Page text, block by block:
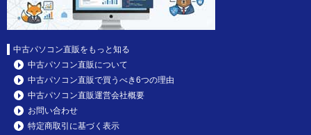
中古パソコン直販をもっと知る
中古パソコン直販について
中古パソコン直販で買うべき6つの理由
中古パソコン直販運営会社概要
お問い合わせ
特定商取引に基づく表示